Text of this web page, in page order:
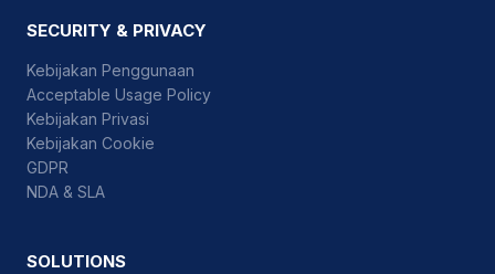
SECURITY & PRIVACY
Kebijakan Penggunaan
Acceptable Usage Policy
Kebijakan Privasi
Kebijakan Cookie
GDPR
NDA & SLA
SOLUTIONS